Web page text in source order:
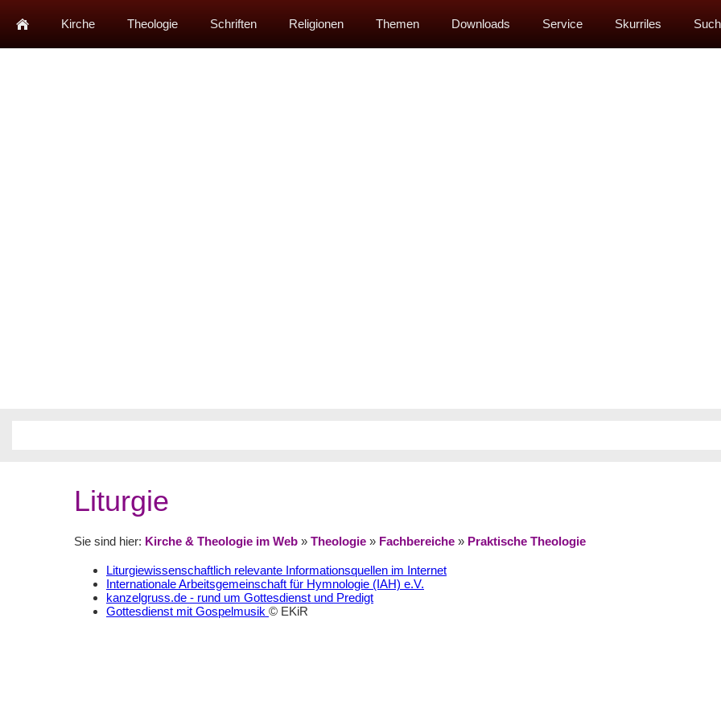
Kirche Theologie Schriften Religionen Themen Downloads Service Skurriles
Liturgie
Sie sind hier: Kirche & Theologie im Web » Theologie » Fachbereiche » Praktische Theologie
Liturgiewissenschaftlich relevante Informationsquellen im Internet
Internationale Arbeitsgemeinschaft für Hymnologie (IAH) e.V.
kanzelgruss.de - rund um Gottesdienst und Predigt
Gottesdienst mit Gospelmusik © EKiR